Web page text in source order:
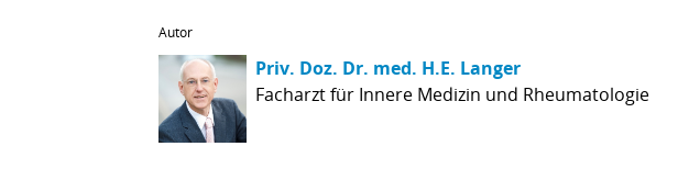
Autor
Priv. Doz. Dr. med. H.E. Langer
Facharzt für Innere Medizin und Rheumatologie